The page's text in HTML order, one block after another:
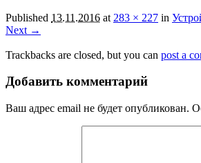
Published 13.11.2016 at 283 × 227 in
Next →
Trackbacks are closed, but you can post a
Добавить комментарий
Ваш адрес email не будет опубликован.